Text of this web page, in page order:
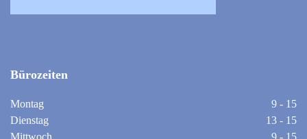
Bürozeiten
Montag
9 - 15
Dienstag
13 - 15